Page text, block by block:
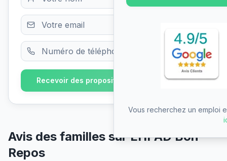
Recevoir des propositions gratuitement
Avis des familles surEHPAD Bon
Repos
Vous recherchez un emploi